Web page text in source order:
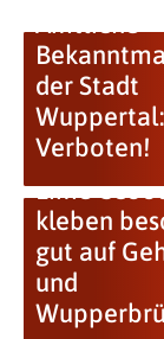
Amtliche
der Stadt
Verboten!
Lime-
kleben
gut auf
und